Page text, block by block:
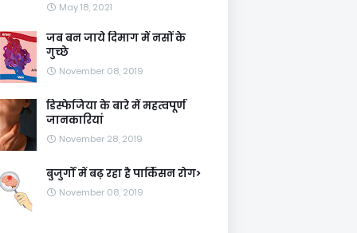
May 18, 2021
जब बन जाये दिमाग में नसों के
गुच्छे
November 08, 2019
डिस्फेजिया के बारे में महत्वपूर्ण
जानकारियां
November 28, 2019
बुजुर्गों में बढ़ रहा है पार्किंसन रोग>
November 08, 2019